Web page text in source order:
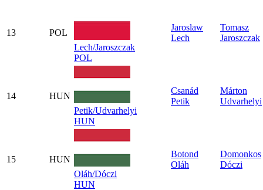
13
POL
Lech/Jaroszczak
POL
Jaroslaw
Lech
Tomasz
Jaroszczak
14
HUN
Petik/Udvarhelyi
HUN
Csanád
Petik
Márton
Udvarhelyi
15
HUN
Oláh/Dóczi
HUN
Botond
Oláh
Domonkos
Dóczi